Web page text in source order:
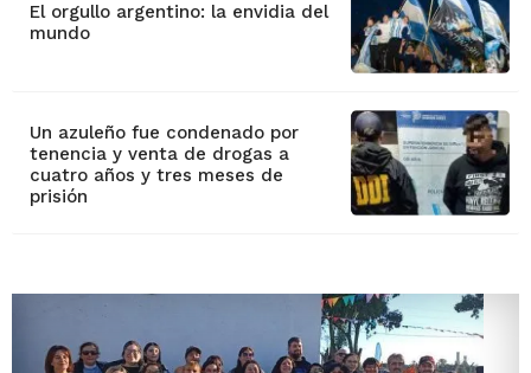
El orgullo argentino: la envidia del
mundo
Un azuleño fue condenado por
tenencia y venta de drogas a
cuatro años y tres meses de
prisión